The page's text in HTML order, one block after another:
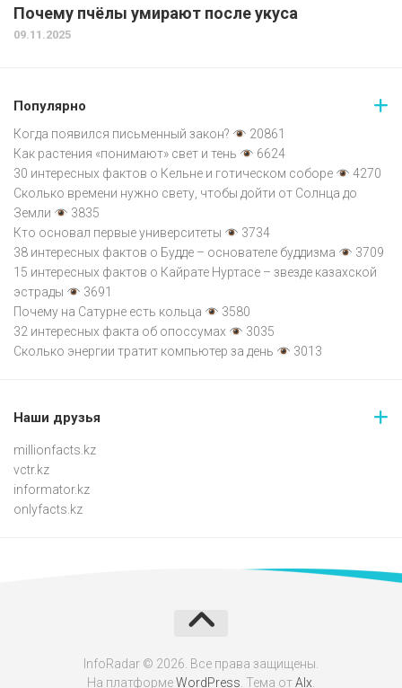
Почему пчёлы умирают после укуса
09.11.2025
Популярно
Когда появился письменный закон?
20861
Как растения «понимают» свет и тень
6624
30 интересных фактов о Кельне и готическом соборе
4270
Сколько времени нужно свету, чтобы дойти от Солнца до
Земли
3835
Кто основал первые университеты
3734
38 интересных фактов о Будде – основателе буддизма
3709
15 интересных фактов о Кайрате Нуртасе – звезде казахской
эстрады
3691
Почему на Сатурне есть кольца
3580
32 интересных факта об опоссумах
3035
Сколько энергии тратит компьютер за день
3013
Наши друзья
millionfacts.kz
vctr.kz
informator.kz
onlyfacts.kz
InfoRadar © 2026. Все права защищены.
На платформеWordPress . Тема отAlx